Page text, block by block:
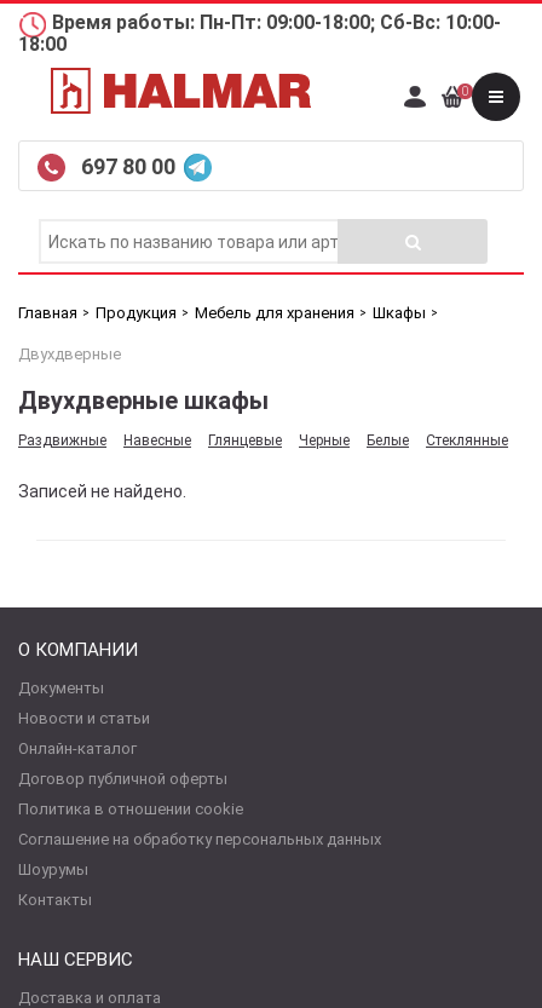
Время работы: Пн-Пт: 09:00-18:00; Сб-Вс: 10:00-
18:00
697 80 00
0
Главная Продукция Мебель для хранения Шкафы
Двухдверные
Двухдверные шкафы
Раздвижные Навесные Глянцевые Черные Белые Стеклянные
Записей не найдено.
О КОМПАНИИ
Документы
Новости и статьи
Онлайн-каталог
Договор публичной оферты
Политика в отношении cookie
Соглашение на обработку персональных данных
Шоурумы
Контакты
НАШ СЕРВИС
Доставка и оплата